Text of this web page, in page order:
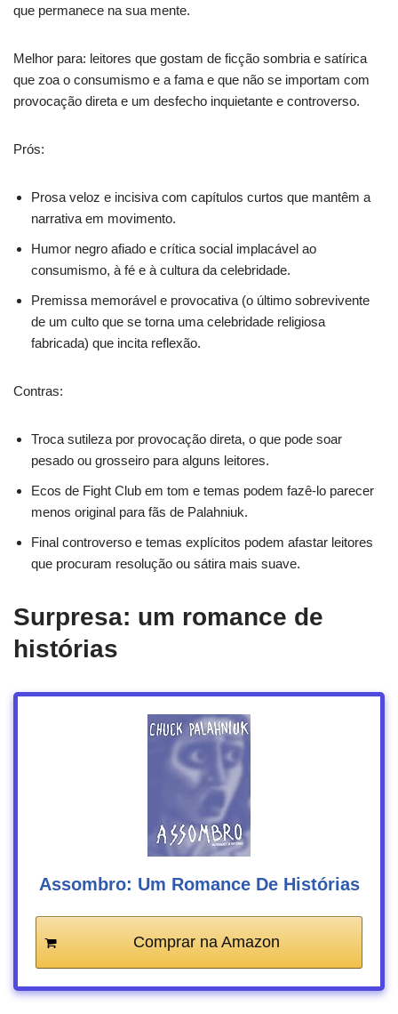
que permanece na sua mente.
Melhor para: leitores que gostam de ficção sombria e satírica
que zoa o consumismo e a fama e que não se importam com
provocação direta e um desfecho inquietante e controverso.
Prós:
Prosa veloz e incisiva com capítulos curtos que mantêm a
narrativa em movimento.
Humor negro afiado e crítica social implacável ao
consumismo, à fé e à cultura da celebridade.
Premissa memorável e provocativa (o último sobrevivente
de um culto que se torna uma celebridade religiosa
fabricada) que incita reflexão.
Contras:
Troca sutileza por provocação direta, o que pode soar
pesado ou grosseiro para alguns leitores.
Ecos de Fight Club em tom e temas podem fazê-lo parecer
menos original para fãs de Palahniuk.
Final controverso e temas explícitos podem afastar leitores
que procuram resolução ou sátira mais suave.
Surpresa: um romance de
histórias
Assombro: Um Romance De Histórias
Comprar na Amazon